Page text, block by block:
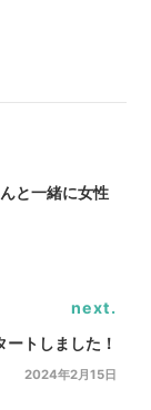
と一緒に女性
next.
トしました！
2024年2月15日